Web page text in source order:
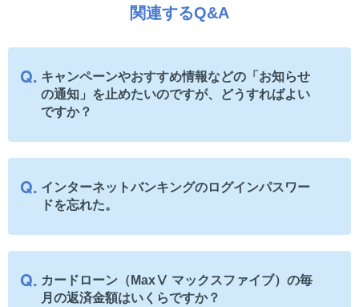
関連するQ&A
キャンペーンやおすすめ情報などの「お知らせ
の通知」を止めたいのですが、どうすればよい
ですか？
インターネットバンキングのログインパスワー
ドを忘れた。
カードローン（MaxⅤ マックスファイブ）の毎
月の返済金額はいくらですか？